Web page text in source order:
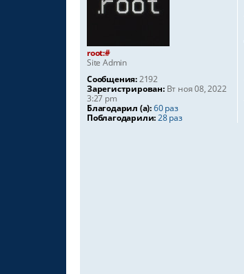
root:#
Site Admin
Сообщения:2192
Зарегистрирован:Вт ноя 08, 2022
3:27 pm
Благодарил (а):60 раз
Поблагодарили:28 раз